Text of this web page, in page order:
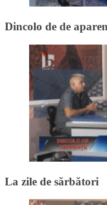
Dincolo de de
La zile de sărbători